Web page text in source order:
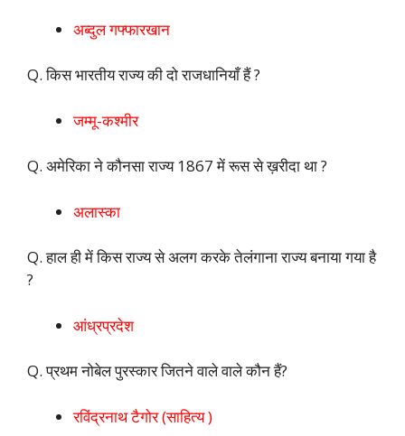
अब्दुल गफ्फारखान
Q. किस भारतीय राज्य की दो राजधानियाँ हैं ?
जम्मू-कश्मीर
Q. अमेरिका ने कौनसा राज्य 1867 में रूस से ख़रीदा था ?
अलास्का
Q. हाल ही में किस राज्य से अलग करके तेलंगाना राज्य बनाया गया है
?
आंध्रप्रदेश
Q. प्रथम नोबेल पुरस्कार जितने वाले वाले कौन हैं?
रविंद्रनाथ टैगोर (साहित्य )